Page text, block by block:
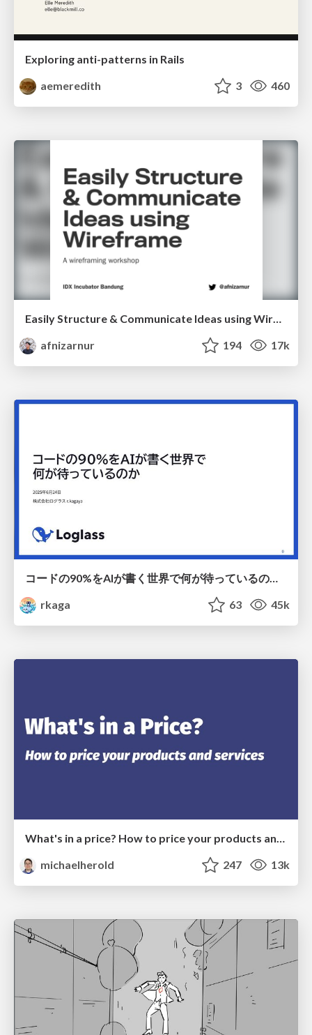
Exploring anti-patterns in Rails
aemeredith
3 460
Easily Structure & Communicate Ideas using Wireframe
afnizarnur
194 17k
コードの90%をAIが書く世界で何が待っているのか / What awaits us in a world where 90% of the code is written by AI
rkaga
63 45k
What's in a price? How to price your products and services
michaelherold
247 13k